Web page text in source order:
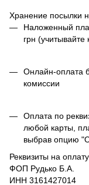
Хранение посылки
Наложенный
грн
Онлайн-оплата
комиссии
Оплата по
любой карты,
выбрав опцию
Реквизиты на
ФОП Рудько Б.А.
ИНН 3161427014